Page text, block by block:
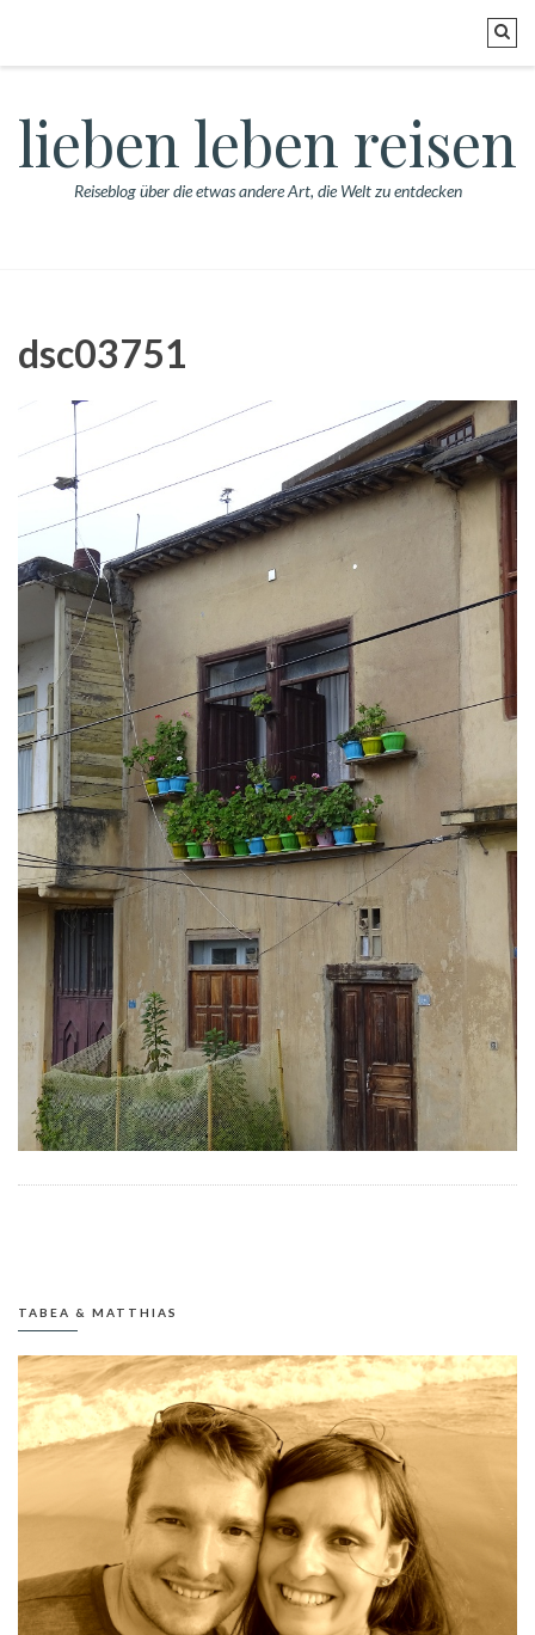
lieben leben reisen
Reiseblog über die etwas andere Art, die Welt zu entdecken
dsc03751
TABEA & MATTHIAS